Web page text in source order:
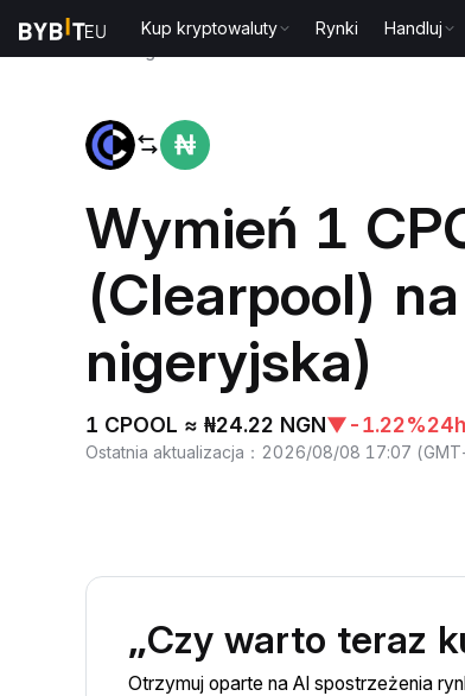
Kup kryptowaluty Rynki Handluj
Wymień 1
(Clearpool)
nigeryjska)
1 CPOOL ≈ ₦24.22 NGN▼-1.22%24h
Ostatnia aktualizacja ： 2026/08/08 17:07 (
„Czy warto teraz
Otrzymuj oparte na AI spostrzeżenia